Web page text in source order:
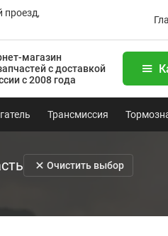
магазин
с доставкой
с 2008 года
Трансмиссия
Очистить выбор